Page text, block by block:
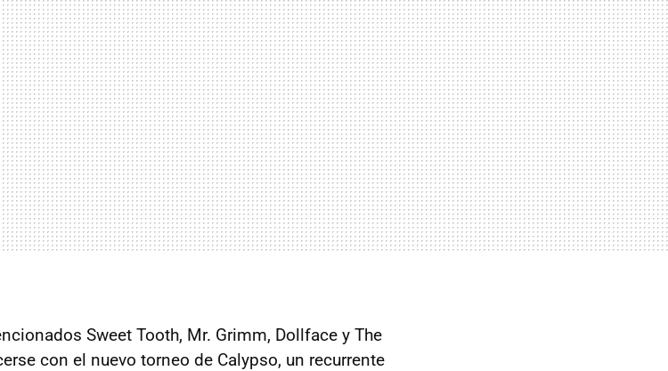
Sweet Tooth, Mr. Grimm, Dollface y The
con el nuevo torneo de Calypso, un recurrente